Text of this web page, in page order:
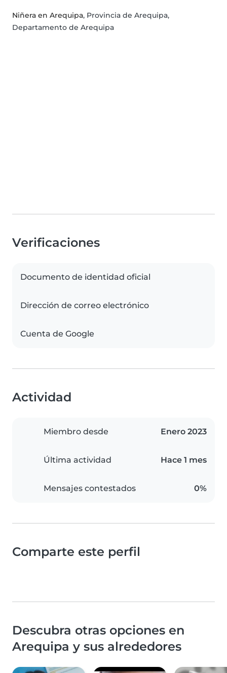
Niñera en Arequipa, Provincia de Arequipa,
Departamento de Arequipa
Verificaciones
Documento de identidad oficial
Dirección de correo electrónico
Cuenta de Google
Actividad
Miembro desde Enero 2023
Última actividad Hace 1 mes
Mensajes contestados 0%
Comparte este perfil
Descubra otras opciones en
Arequipa y sus alrededores